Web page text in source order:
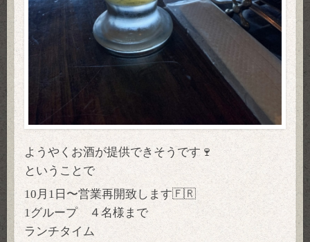
ようやくお酒が提供できそうです🍷
ということで
10月1日 〜営業再開致します🇫🇷
1グループ ４名様まで
ランチタイム